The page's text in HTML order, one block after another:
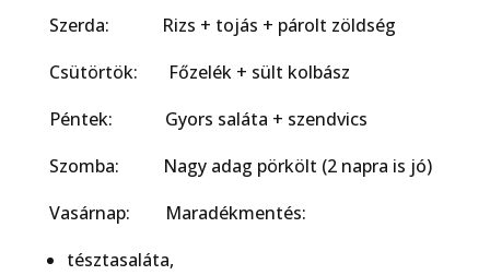
Szerda: Rizs + tojás + párolt zöldség
Csütörtök: Főzelék + sült kolbász
Péntek: Gyors saláta + szendvics
Szomba: Nagy adag pörkölt (2 napra is jó)
Vasárnap: Maradékmentés:
tésztasaláta,